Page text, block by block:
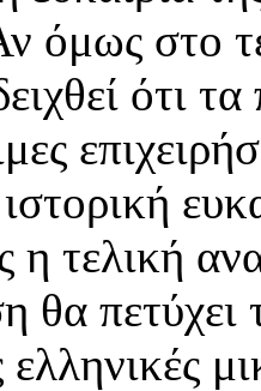
όμως στο
ότι
ιστορική
η τελική
θα πετύχει